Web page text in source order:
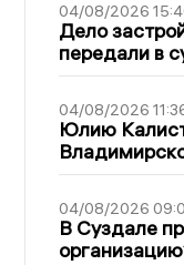
04/08/2026
Дело
передали в
04/08/2026
Юлию
04/08/2026
В Суздале